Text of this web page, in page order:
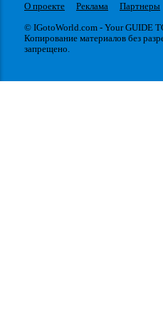
О проекте Реклама Партнеры
© IGotoWorld.com - Your GUIDE
Копирование материалов без
запрещено.